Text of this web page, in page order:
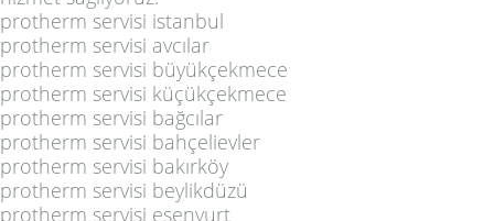
protherm servisi istanbul
protherm servisi avcılar
protherm servisi büyükçekmece
protherm servisi küçükçekmece
protherm servisi bağcılar
protherm servisi bahçelievler
protherm servisi bakırköy
protherm servisi beylikdüzü
protherm servisi esenyurt